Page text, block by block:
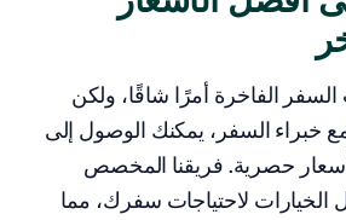
الفاخرة أمرًا شاقًا، ولكن
خبراء السفر، يمكنك الوصول إلى
حصرية. فريقنا المخصص
الخيارات لاحتياجات سفرك، مما